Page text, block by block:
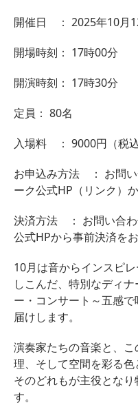
開催日 ： 2025年10月
開場時刻： 17時00分
開演時刻： 17時30分
定員： 80名
入場料 ： 9000円（税込
お申込み方法 ： お問
ーク公式HP（リンク）
決済方法 ： お問い合わ
公式HPから事前決済をお
10月は音からインスピ
しこんだ、特別なディ
ー・コンサート～五感
届けします。
演奏家たちの音楽と、
理、そして空間を彩る色
そのどれもが主役とな
す。